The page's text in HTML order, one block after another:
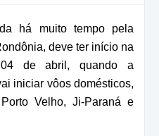
há muito tempo pela
deve ter início na
04 de abril, quando a
iniciar vôos domésticos,
Velho, Ji-Paraná e